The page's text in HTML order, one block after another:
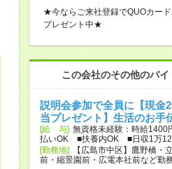
★今ならご来社登録でQUOカー
プレゼント中★
この会社のその他のバイ
説明会参加で全員に【現金
当プレゼント】生活のお手
[給 与] 無資格未経験：時給
払いOK ■扶養内OK ■日収1万
[勤務地]
【広島市中区】鷹野橋・
前・縮景園前・広電本社前など勤